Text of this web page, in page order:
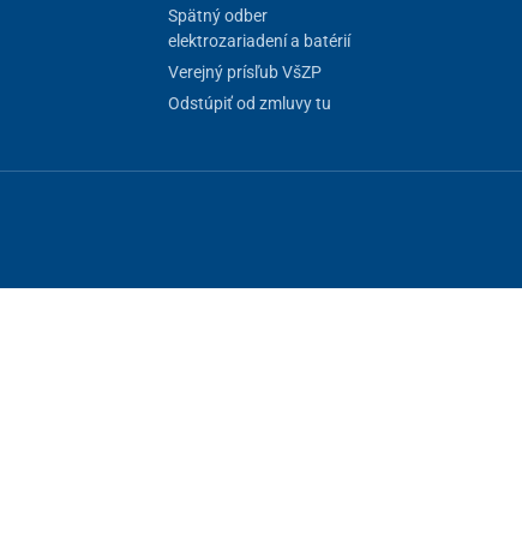
Spätný odber
elektrozariadení a batérií
Verejný prísľub VšZP
Odstúpiť od zmluvy tu